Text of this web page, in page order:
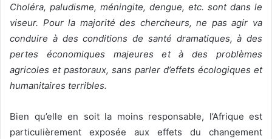
l
Choléra, paludisme, méningite, dengue, etc. sont dans le
viseur. Pour la majorité des chercheurs, ne pas agir va
conduire à des conditions de santé dramatiques, à des
pertes économiques majeures et à des problèmes
agricoles et pastoraux, sans parler d’effets écologiques et
humanitaires terribles.
Bien qu’elle en soit la moins responsable, l’Afrique est
particulièrement exposée aux effets du changement